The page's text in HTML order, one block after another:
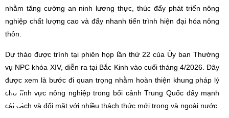
nhằm tăng cường an ninh lương thực, thúc đẩy phát triển nông
nghiệp chất lượng cao và đẩy nhanh tiến trình hiện đại hóa nông
thôn.
Dự thảo được trình tại phiên họp lần thứ 22 của Ủy ban Thường
vụ NPC khóa XIV, diễn ra tại Bắc Kinh vào cuối tháng 4/2026. Đây
được xem là bước đi quan trọng nhằm hoàn thiện khung pháp lý
cho lĩnh vực nông nghiệp trong bối cảnh Trung Quốc đẩy mạnh
cải cách và đối mặt với nhiều thách thức mới trong và ngoài nước.